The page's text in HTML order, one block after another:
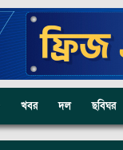
খবর দল ছবিঘর